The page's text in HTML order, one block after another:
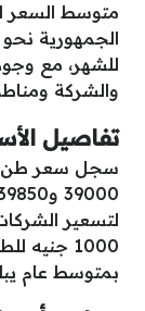
متوسط السعر
للشهر، مع
والشركة
تفاصيل
سجل سعر طن
لتسعير
1000
بمتوسط عام يبلغ نحو